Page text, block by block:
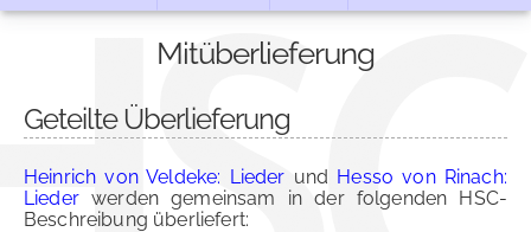
Mitüberlieferung
Geteilte Überlieferung
Heinrich von Veldeke: Lieder und Hesso von Rinach:
Liederwerden gemeinsam in der folgenden HSC-
Beschreibung überliefert: